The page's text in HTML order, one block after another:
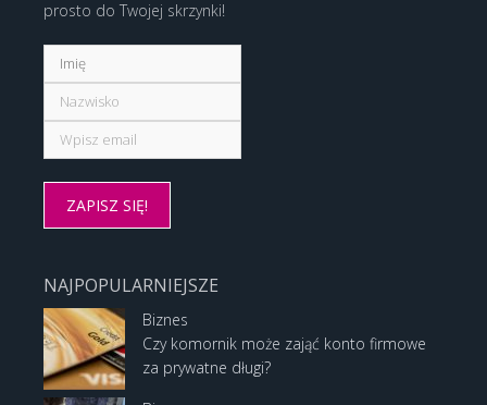
prosto do Twojej skrzynki!
NAJPOPULARNIEJSZE
Biznes
Czy komornik może zająć konto firmowe
za prywatne długi?